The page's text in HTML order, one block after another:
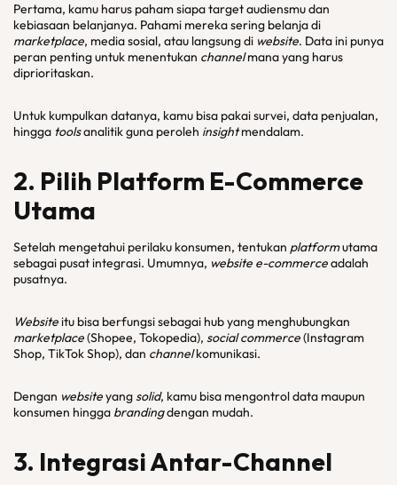
Pertama, kamu harus paham siapa target audiensmu dan
kebiasaan belanjanya. Pahami mereka sering belanja di
marketplace, media sosial, atau langsung di website. Data ini punya
peran penting untuk menentukan channelmana yang harus
diprioritaskan.
Untuk kumpulkan datanya, kamu bisa pakai survei, data penjualan,
hingga toolsanalitik guna peroleh insightmendalam.
2. Pilih Platform E-Commerce
Utama
Setelah mengetahui perilaku konsumen, tentukan platformutama
sebagai pusat integrasi. Umumnya, website e-commerceadalah
pusatnya.
Websiteitu bisa berfungsi sebagai hub yang menghubungkan
marketplace(Shopee, Tokopedia), social commerce(Instagram
Shop, TikTok Shop), dan channelkomunikasi.
Dengan websiteyang solid, kamu bisa mengontrol data maupun
konsumen hingga brandingdengan mudah.
3. Integrasi Antar-Channel